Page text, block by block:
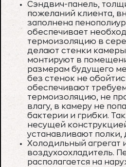
Сэндвич-панель,
пожеланий клиента,
заполнена
обеспечивает
термоизоляцию в
делают стенки
монтируют в
размерам будущего
без стенок не
обеспечивают
термоизоляцию, не
влагу, в камеру не
бактерии и грибки.
несущей
устанавливают полки,
Холодильный агрегат
воздухоохладитель.
располагается на